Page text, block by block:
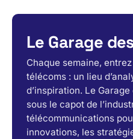
Le Garage
Chaque semaine,
télécoms : un lieu
d’inspiration. Le
sous le capot de
télécommunications
innovations, les